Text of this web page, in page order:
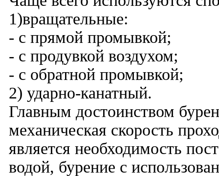
1)вращательные:
- с прямой промывкой;
- с продувкой воздухом;
- с обратной промывкой;
2) ударно-канатный.
Главным достоинством
механическая скорость
является необходимость
водой, бурение с